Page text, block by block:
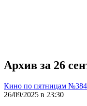
Архив за 26
Кино по пятницам №384
26/09/2025 в 23:30